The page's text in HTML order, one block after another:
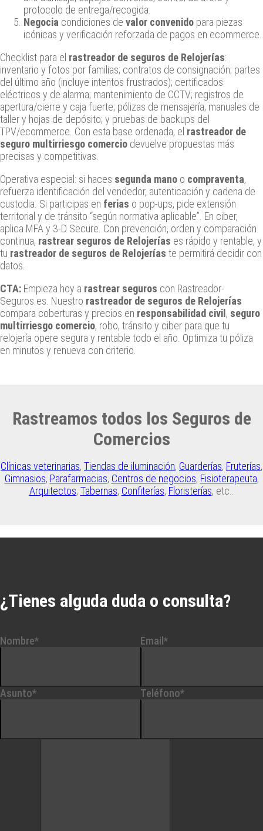
protocolo de entrega/recogida.
Negocia condiciones de valor convenido para piezas
icónicas y verificación reforzada de pagos en ecommerce.
Checklist para el rastreador de seguros de Relojerías:
inventario y fotos por familias; contratos de consignación; partes
del último año (incluye intentos frustrados); certificados
eléctricos y de alarma; mantenimiento de CCTV; registros de
apertura/cierre y caja fuerte; pólizas de mensajería; manuales de
taller y hojas de depósito; y pruebas de backups del
TPV/ecommerce. Con esta base ordenada, el rastreador de
seguro multirriesgo comercio devuelve propuestas más
precisas y competitivas.
Operativa especial: si haces segunda mano o compraventa,
refuerza identificación del vendedor, autenticación y cadena de
custodia. Si participas en ferias o pop‑ups, pide extensión
territorial y de tránsito “según normativa aplicable”. En ciber,
aplica MFA y 3‑D Secure. Con prevención, orden y comparación
continua, rastrear seguros de Relojerías es rápido y rentable, y
tu rastreador de seguros de Relojerías te permitirá decidir con
datos.
CTA: Empieza hoy a rastrear seguros con Rastreador-
Seguros.es. Nuestro rastreador de seguros de Relojerías
compara coberturas y precios en responsabilidad civil , seguro
multirriesgo comercio, robo, tránsito y ciber para que tu
relojería opere segura y rentable todo el año. Optimiza tu póliza
en minutos y renueva con criterio.
Rastreamos todos los Seguros de
Comercios
Clínicas veterinarias, Tiendas de iluminación, Guarderías, Fruterías,
Gimnasios, Parafarmacias, Centros de negocios, Fisioterapeuta,
Arquitectos, Tabernas, Confiterías, Floristerías, etc..
¿Tienes alguda duda o consulta?
Nombre*
Asunto*
Email*
Teléfono*